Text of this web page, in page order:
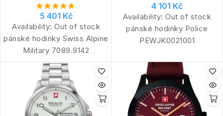
5 401 Kč
Availability: Out of stock
pánské hodinky Swiss Alpine
Military 7089.9142
4 101 Kč
Availability: Out of stock
pánské hodinky Police
PEWJK0021001